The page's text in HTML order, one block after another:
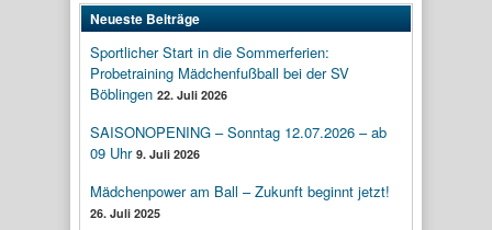
Neueste Beiträge
Sportlicher Start in die Sommerferien:
Probetraining Mädchenfußball bei der SV
Böblingen 22. Juli 2026
SAISONOPENING – Sonntag 12.07.2026 – ab
09 Uhr 9. Juli 2026
Mädchenpower am Ball – Zukunft beginnt jetzt!
26. Juli 2025